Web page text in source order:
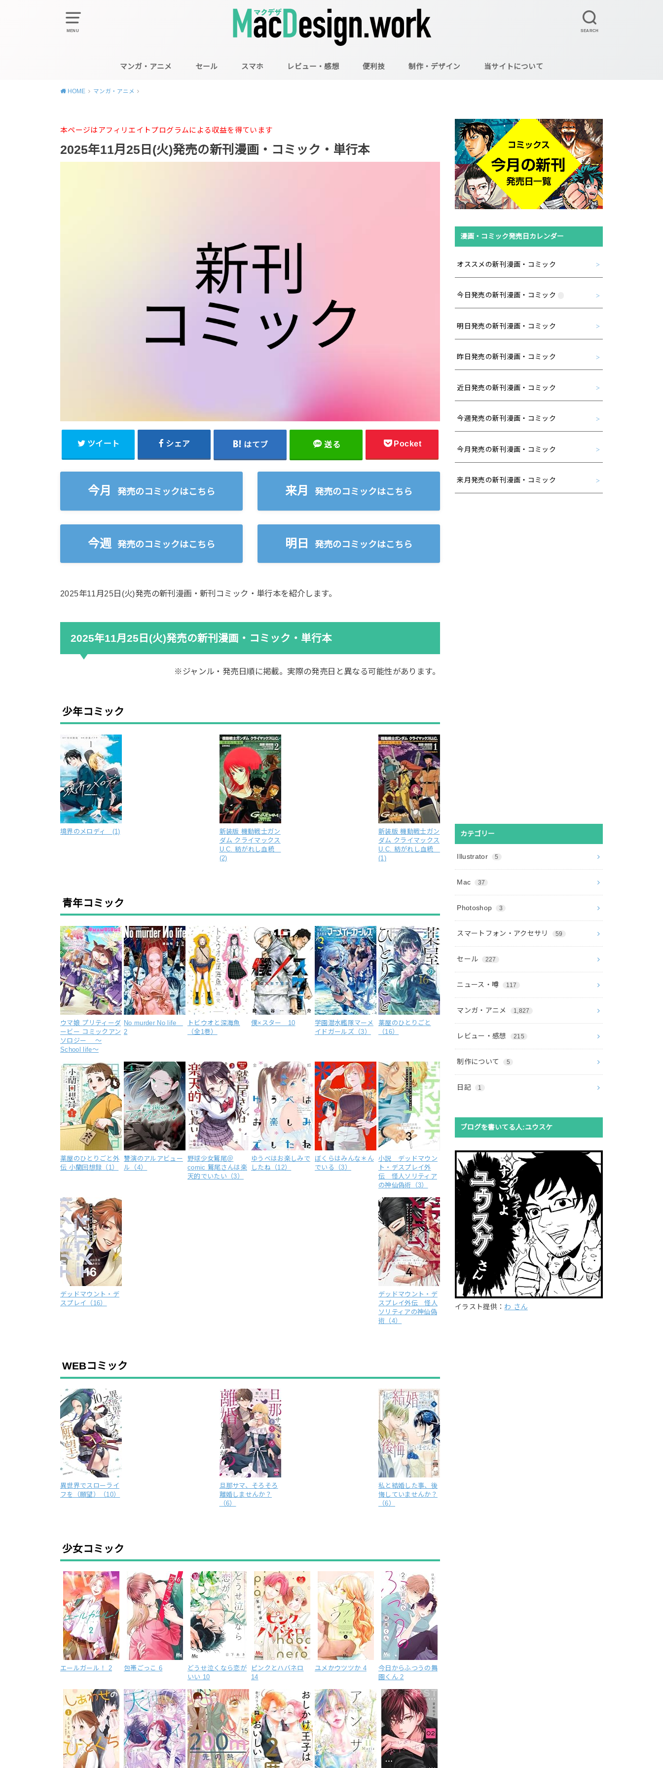
MENU SEARCH
マンガ・アニメ セール スマホ レビュー・感想 便利技 制作・デザイン 当サイトについて
HOME マンガ・アニメ
本ページはアフィリエイトプログラムによる収益を得ています
2025年11月25日(火)発売の新刊漫画・コミック・単行本
ツイート シェア はてブ 送る Pocket
今月 発売のコミックはこちら 来月 発売のコミックはこちら
今週 発売のコミックはこちら 明日 発売のコミックはこちら
2025年11月25日(火)発売の新刊漫画・新刊コミック・単行本を紹介します。
2025年11月25日(火)発売の新刊漫画・コミック・単行本
※ジャンル・発売日順に掲載。実際の発売日と異なる可能性があります。
少年コミック
境界のメロディ (1)
新装版 機動戦士ガン
ダム クライマックス
U.C. 紡がれし血統
(2)
新装版 機動戦士ガン
ダム クライマックス
U.C. 紡がれし血統
(1)
青年コミック
ウマ娘 プリティーダ
ービー コミックアン
ソロジー ～
School life～
No murder No life
2
トビウオと深海魚
（全1巻）
僕×スター 10
学園潜水艦隊マーメ
イドガールズ（3）
薬屋のひとりごと
（16）
薬屋のひとりごと外
伝 小蘭回想録（1）
讐演のアルアビュー
ル（4）
野球少女鷲尾＠
comic 鷲尾さんは楽
天的でいたい（3）
ゆうべはお楽しみで
したね（12）
ぼくらはみんな＊ん
でいる（3）
小説 デッドマウン
ト・デスプレイ外
伝 怪人ソリティア
の神仙偽術（3）
デッドマウント・デ
スプレイ（16）
デッドマウント・デ
スプレイ外伝 怪人
ソリティアの神仙偽
術（4）
WEBコミック
異世界でスローライ
フを（願望）（10）
旦那サマ、そろそろ
離婚しませんか？
（6）
私と結婚した事、後
悔していませんか？
（6）
少女コミック
エールガール！ 2 包帯ごっこ 6
どうせ泣くなら恋が
いい 10
ピンクとハバネロ
14
ユメかウツツか 4
今日からふつうの舞
園くん 2
漫画・コミック発売日カレンダー
オススメの新刊漫画・コミック
今日発売の新刊漫画・コミック
明日発売の新刊漫画・コミック
昨日発売の新刊漫画・コミック
近日発売の新刊漫画・コミック
今週発売の新刊漫画・コミック
今月発売の新刊漫画・コミック
来月発売の新刊漫画・コミック
カテゴリー
Illustrator 5
Mac 37
Photoshop 3
スマートフォン・アクセサリ 59
セール 227
ニュース・噂 117
マンガ・アニメ 1,827
レビュー・感想 215
制作について 5
日記 1
ブログを書いてる人:ユウスケ
イラスト提供： わ さん